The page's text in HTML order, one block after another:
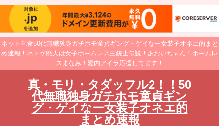
ネット乞食50代無職独身ガチホモ童貞ギング・ゲイなー女装子オネエ的まと
め速報！ネトゲ廃人は女子ホームレス三銃士伝説！あおいちゃん！ホームレ
スまなみ！愛内アイラ応援してます！
真・モリ・タダッフル2！！50
代無職独身ガチホモ童貞ギン
グ・ゲイなー女装子オネエ的
まとめ速報